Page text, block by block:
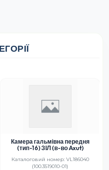
Камера гальмівна передня
(тип-16) ЗІЛ (в-во Axut)
Каталоговий номер: VL186040
(100.3519010-01)